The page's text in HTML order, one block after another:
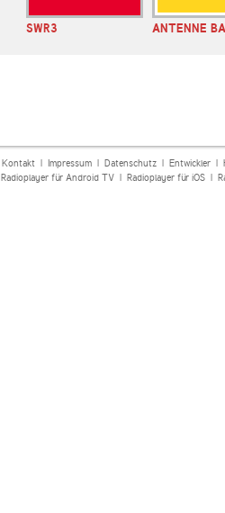
SWR3 ANTENNE
Kontakt| Impressum| Datenschutz| Entwickler|
Radioplayer für Android TV| Radioplayer für iOS|